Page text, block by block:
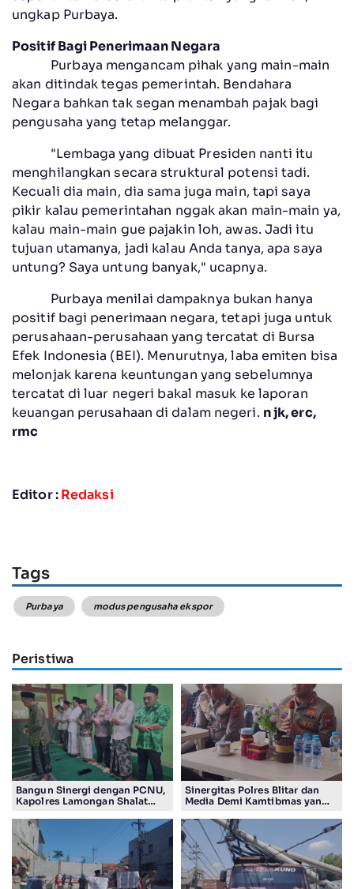
ungkap Purbaya.
Positif Bagi Penerimaan Negara
Purbaya mengancam pihak yang main-main
akan ditindak tegas pemerintah. Bendahara
Negara bahkan tak segan menambah pajak bagi
pengusaha yang tetap melanggar.
"Lembaga yang dibuat Presiden nanti itu
menghilangkan secara struktural potensi tadi.
Kecuali dia main, dia sama juga main, tapi saya
pikir kalau pemerintahan nggak akan main-main ya,
kalau main-main gue pajakin loh, awas. Jadi itu
tujuan utamanya, jadi kalau Anda tanya, apa saya
untung? Saya untung banyak," ucapnya.
Purbaya menilai dampaknya bukan hanya
positif bagi penerimaan negara, tetapi juga untuk
perusahaan-perusahaan yang tercatat di Bursa
Efek Indonesia (BEI). Menurutnya, laba emiten bisa
melonjak karena keuntungan yang sebelumnya
tercatat di luar negeri bakal masuk ke laporan
keuangan perusahaan di dalam negeri. n jk, erc,
rmc
Editor :Redaksi
Tags
Purbaya modus pengusaha ekspor
Peristiwa
Bangun Sinergi dengan PCNU,
Kapolres Lamongan Shalat
Pengurus
Sinergitas Polres Blitar dan
Media Demi Kamtibmas yang